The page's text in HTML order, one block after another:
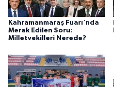
Kahramanmaraş Fuarı'nda
Merak Edilen Soru:
Milletvekilleri Nerede?